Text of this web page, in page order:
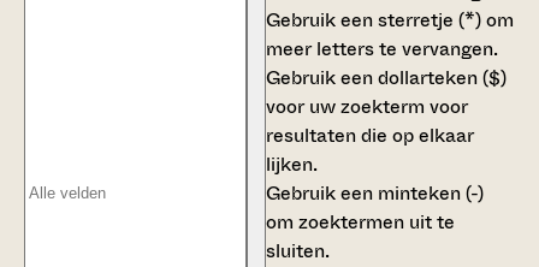
Gebruik eensterretje (*)om
meer letters te vervangen.
Gebruik eendollarteken ($)
voor uw zoekterm voor
resultaten die op elkaar
lijken.
Gebruik een minteken (-)
om zoektermen uit te
sluiten.